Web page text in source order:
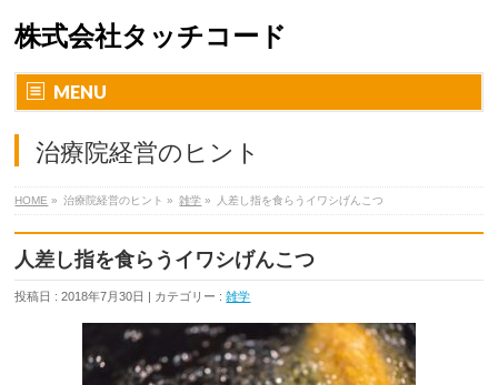
株式会社タッチコード
MENU
治療院経営のヒント
HOME » 治療院経営のヒント » 雑学 » 人差し指を食らうイワシげんこつ
人差し指を食らうイワシげんこつ
投稿日 : 2018年7月30日 | カテゴリー :雑学